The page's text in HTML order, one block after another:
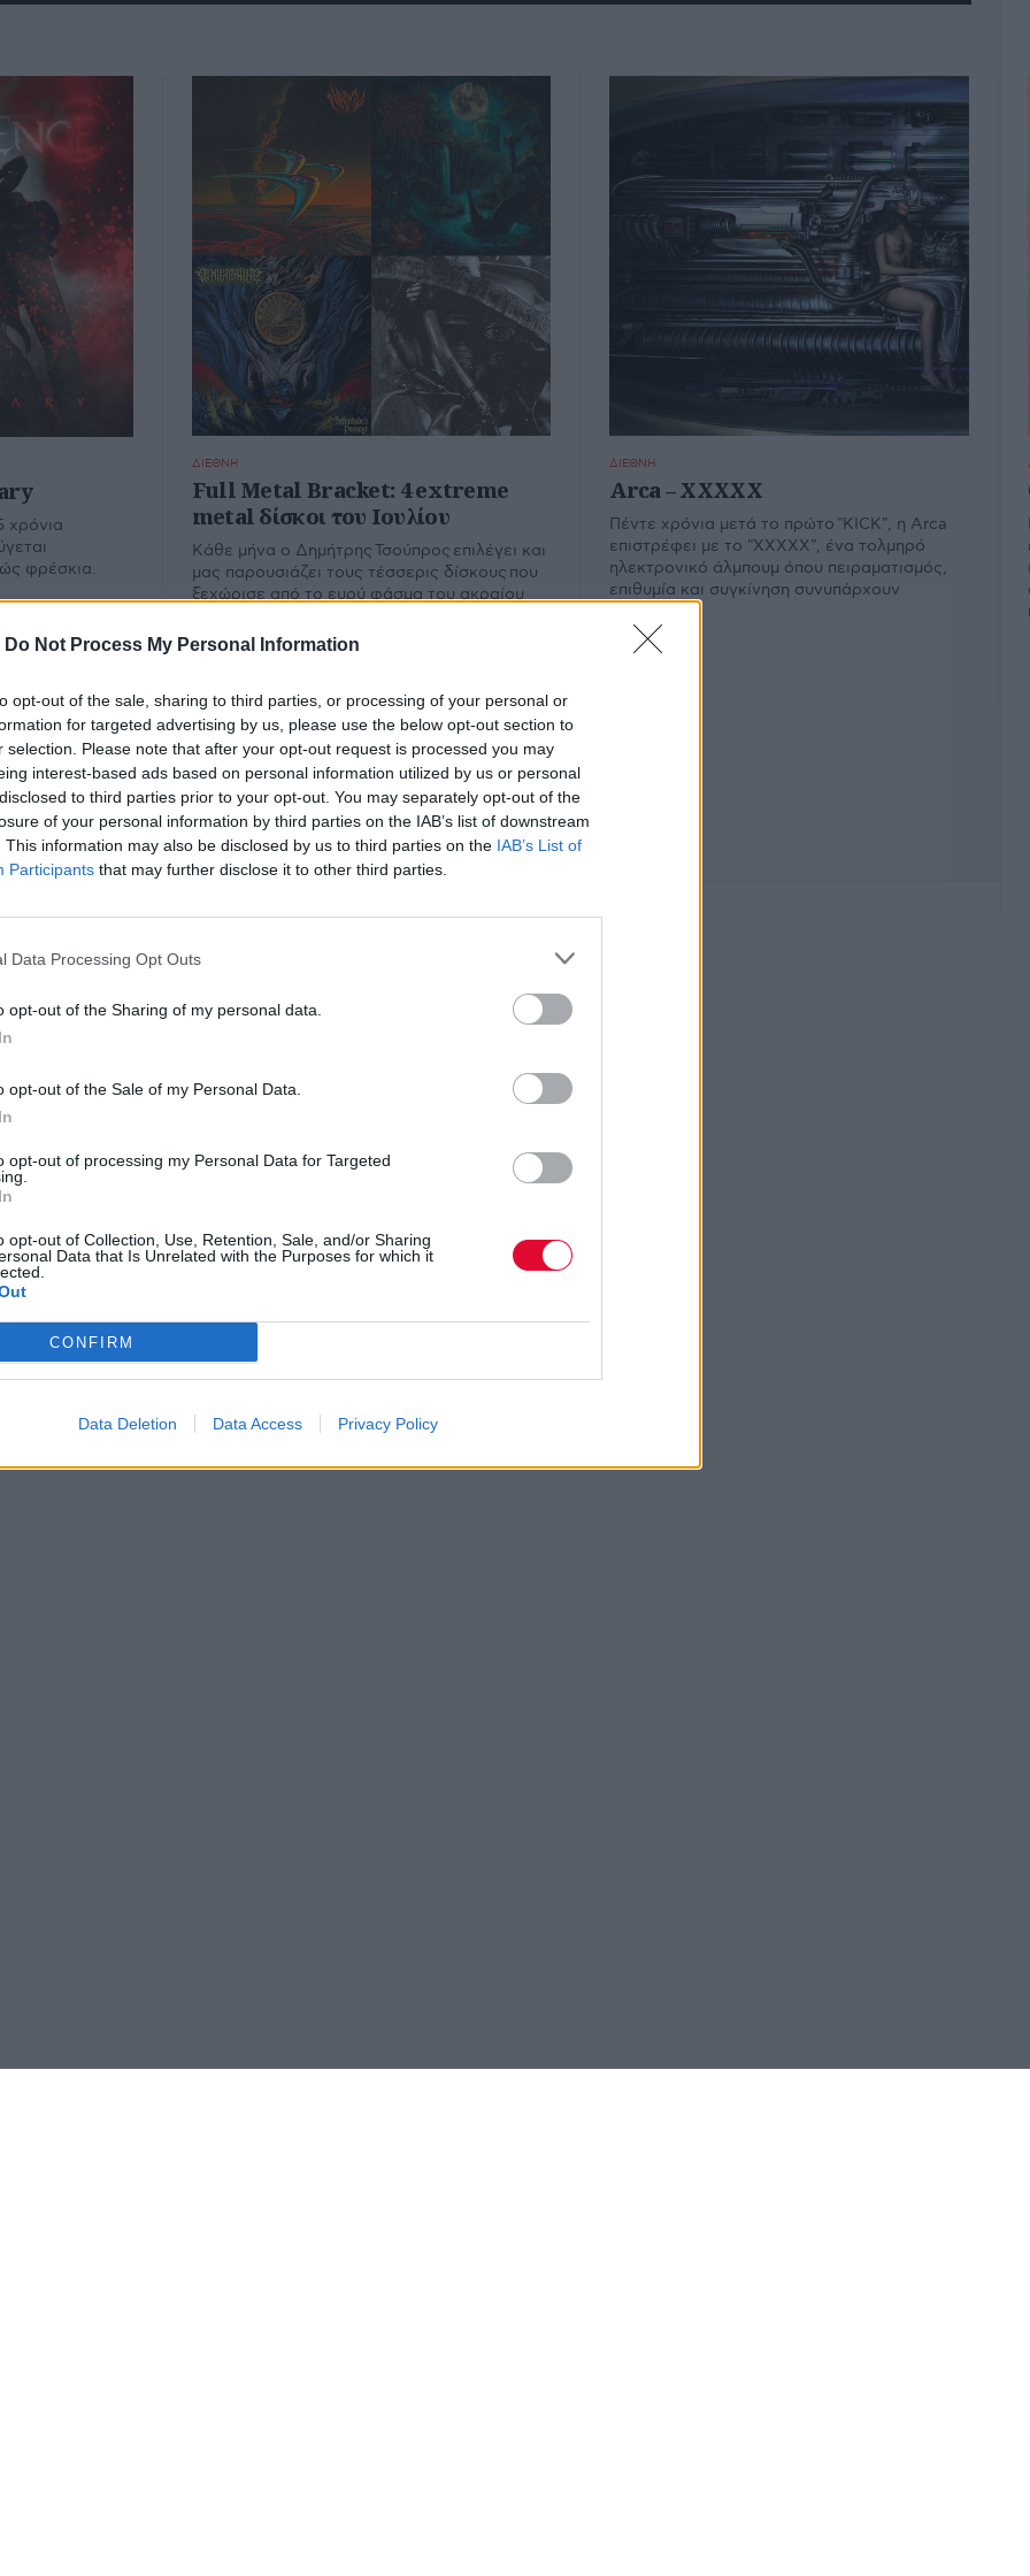
Do Not Process My Personal Information
opt-out of the sale, sharing to third parties, or processing of your personal or
for targeted advertising by us, please use the below opt-out section to
selection. Please note that after your opt-out request is processed you may
interest-based ads based on personal information utilized by us or personal
to third parties prior to your opt-out. You may separately opt-out of the
of your personal information by third parties on the IAB’s list of downstream
This information may also be disclosed by us to third parties on the IAB’s List of
Participants that may further disclose it to other third parties.
Data Processing Opt Outs
opt-out of the Sharing of my personal data.
opt-out of the Sale of my Personal Data.
opt-out of processing my Personal Data for Targeted
opt-out of Collection, Use, Retention, Sale, and/or Sharing
Data that Is Unrelated with the Purposes for which it
CONFIRM
Data Deletion Data Access Privacy Policy
χρόνια
φρέσκια.
ΔΙΕΘΝΗ
Full Metal Bracket: 4 extreme
metal δίσκοι του Ιουλίου
Κάθε μήνα ο Δημήτρης Τσούπρος επιλέγει και
μας παρουσιάζει τους τέσσερις δίσκους που
ξεχώρισε από το ευρύ φάσμα του ακραίου
ΔΙΕΘΝΗ
Arca – XXXXX
Πέντε χρόνια μετά το πρώτο "KICK", η Arca
επιστρέφει με το "XXXXX", ένα τολμηρό
ηλεκτρονικό άλμπουμ όπου πειραματισμός,
επιθυμία και συγκίνηση συνυπάρχουν
Εμφάνιση #
Τσέρρυ Μπράντυ, Drifting Clouds,